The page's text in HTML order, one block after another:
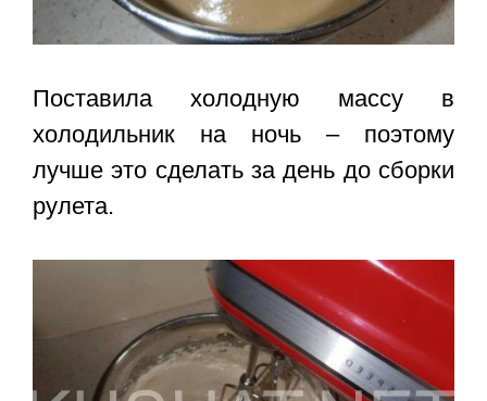
Поставила холодную массу в
холодильник на ночь – поэтому
лучше это сделать за день до сборки
рулета.